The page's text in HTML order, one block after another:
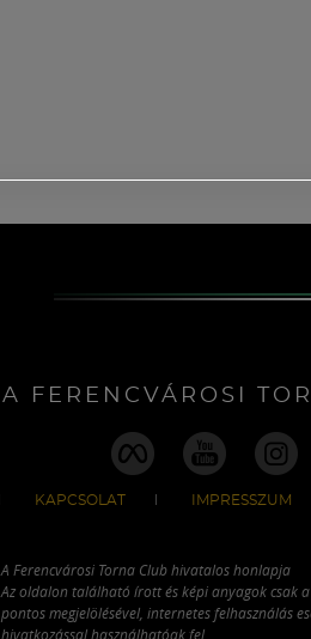
A FERENCVÁROSI
KAPCSOLAT IMPRESSZUM
A Ferencvárosi Torna Club hivatalos honlapja
Az oldalon található írott és képi anyagok csak
pontos megjelölésével, internetes felhasználás
hivatkozással használhatóak fel.